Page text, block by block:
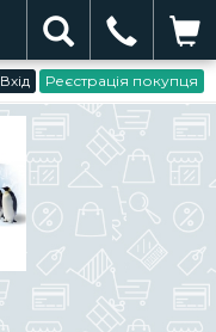
Вхід Реєстрація покупця